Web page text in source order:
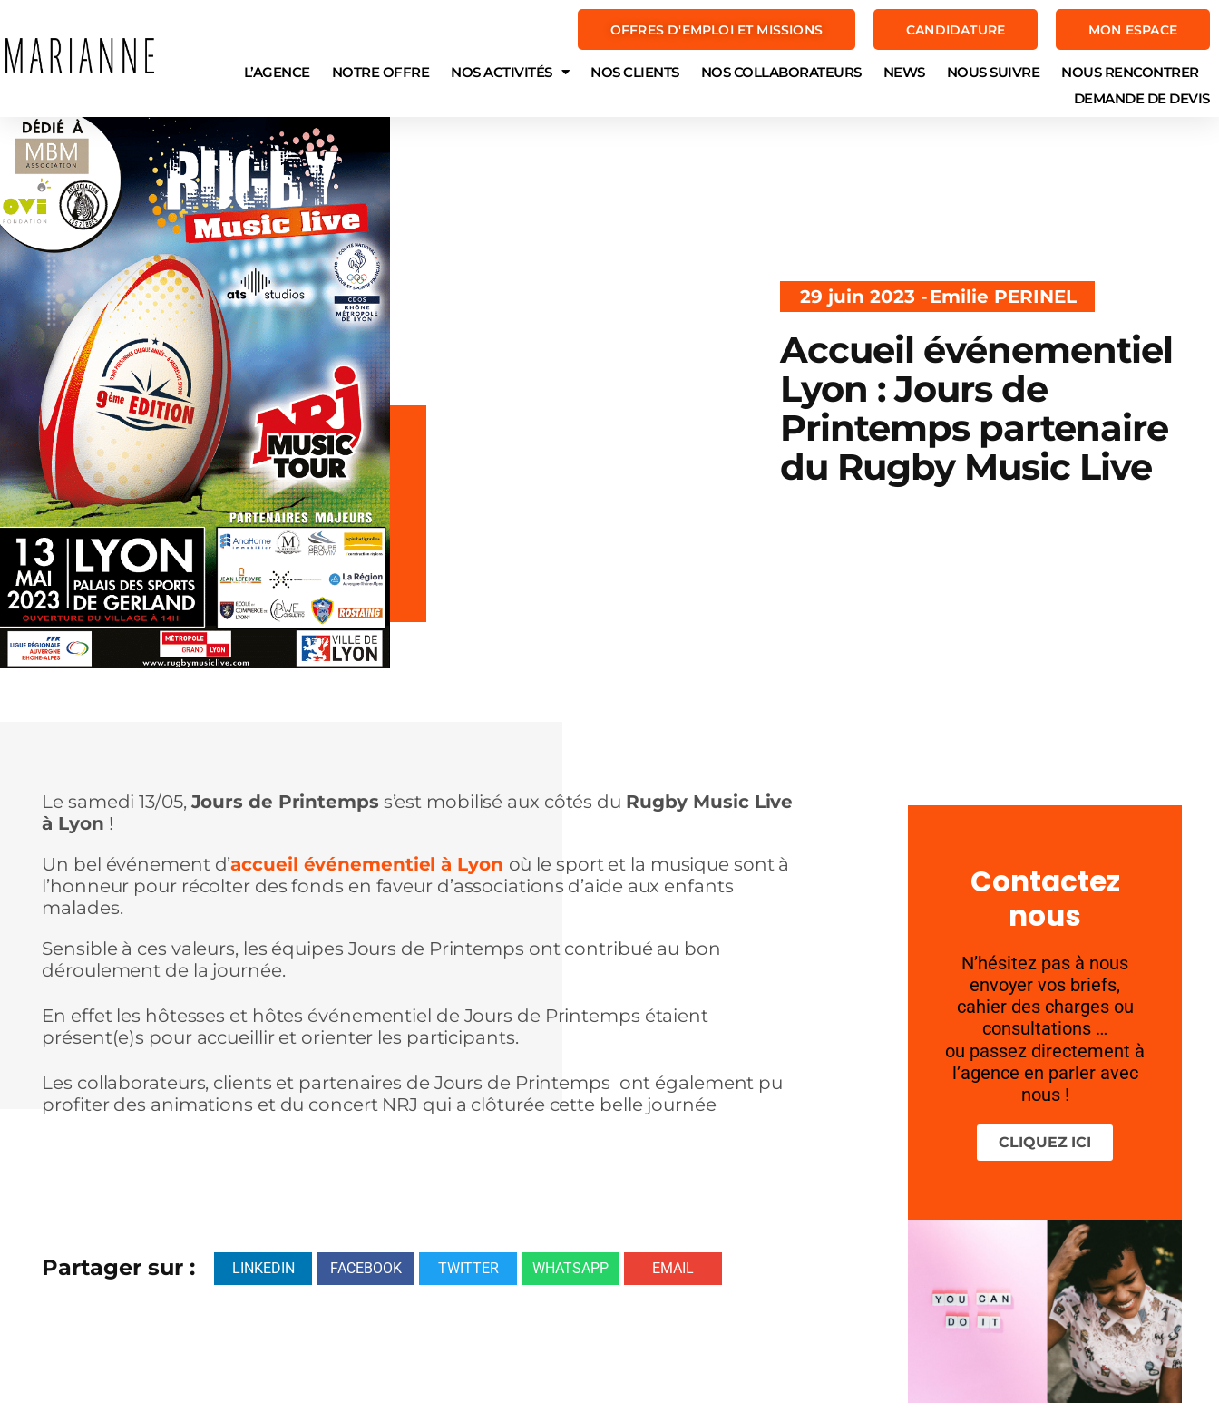
OFFRES D'EMPLOI ET MISSIONS CANDIDATURE MON ESPACE
L’AGENCE NOTRE OFFRE NOS ACTIVITÉS NOS CLIENTS NOS COLLABORATEURS NEWS NOUS SUIVRE
NOUS RENCONTRER
DEMANDE DE DEVIS
29 juin 2023 -Emilie PERINEL
Accueil événementiel
Lyon : Jours de
Printemps partenaire
du Rugby Music Live
Le samedi 13/05, Jours de Printemps s’est mobilisé aux côtés du Rugby Music Live
à Lyon !
Un bel événement d’accueil événementiel à Lyon où le sport et la musique sont à
l’honneur pour récolter des fonds en faveur d’associations d’aide aux enfants
malades.
Sensible à ces valeurs, les équipes Jours de Printemps ont contribué au bon
déroulement de la journée.
En effet les hôtesses et hôtes événementiel de Jours de Printemps étaient
présent(e)s pour accueillir et orienter les participants.
Les collaborateurs, clients et partenaires de Jours de Printemps ont également pu
profiter des animations et du concert NRJ qui a clôturée cette belle journée
Partager sur : LINKEDIN FACEBOOK TWITTER WHATSAPP EMAIL
Contactez
nous
N’hésitez pas à nous
envoyer vos briefs,
cahier des charges ou
consultations …
ou passez directement à
l’agence en parler avec
nous !
CLIQUEZ ICI